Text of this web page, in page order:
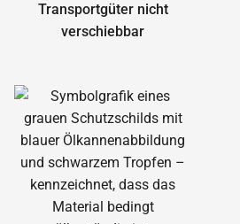
Transportgüter nicht
verschiebbar